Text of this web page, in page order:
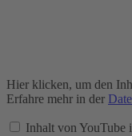
„Wie
ich
diesen
besonderen
Ort
Hier klicken, um den
Erfahre mehr in der
Inhalt von YouTube